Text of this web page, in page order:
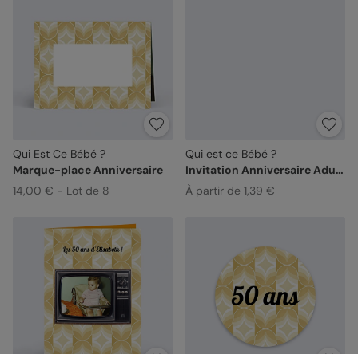
Qui Est Ce Bébé ?
Marque-place Anniversaire
14,00 € - Lot de 8
Qui est ce Bébé ?
Invitation Anniversaire Adulte
À partir de 1,39 €